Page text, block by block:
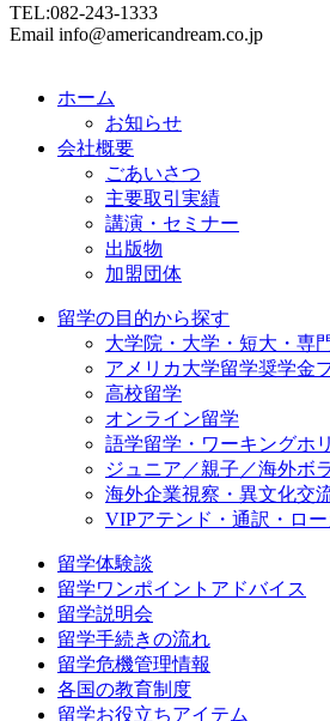
TEL:082-243-1333
Email info@americandream.co.jp
ホーム
お知らせ
会社概要
ごあいさつ
主要取引実績
講演・セミナー
出版物
加盟団体
留学の目的から探す
大学院・大学・短大・専
アメリカ大学留学奨学金
高校留学
オンライン留学
語学留学・ワーキングホ
ジュニア／親子／海外ボ
海外企業視察・異文化交
VIPアテンド・通訳・ロ
留学体験談
留学ワンポイントアドバイス
留学説明会
留学手続きの流れ
留学危機管理情報
各国の教育制度
留学お役立ちアイテム